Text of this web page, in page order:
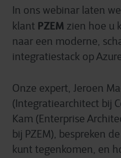
In ons webinar laten
klant PZEM zien hoe u
naar een moderne,
integratiestack op
Onze expert, Jeroen
(Integratiearchitect bij
Kam (Enterprise
bij PZEM), bespreken
kunt tegenkomen, en